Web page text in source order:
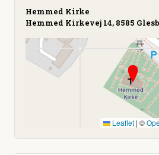
Hemmed Kirke
Hemmed Kirkevej 14, 8585
Leaflet | ©